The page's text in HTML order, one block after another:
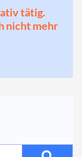
tätig.
nicht mehr